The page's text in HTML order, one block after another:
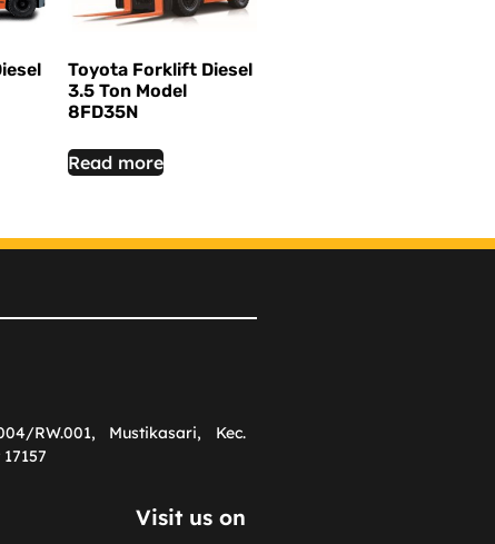
Toyota Forklift Diesel
3.5 Ton Model
8FD35N
Read more
RW.001, Mustikasari, Kec.
Visit us on